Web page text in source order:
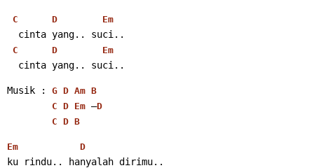
C D Em
  cinta yang.. suci..
C D Em
  cinta yang.. suci..
Musik : G D Am B
C D Em –D
C D B
Em D
ku rindu.. hanyalah dirimu..